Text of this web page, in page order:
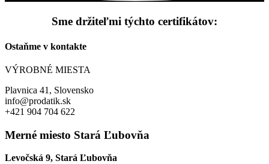
Sme držiteľmi týchto certifikátov:
Ostaňme v kontakte
VÝROBNÉ MIESTA
Plavnica 41, Slovensko
info@prodatik.sk
+421 904 704 622
Merné miesto Stará Ľubovňa
Levočská 9, Stará Ľubovňa